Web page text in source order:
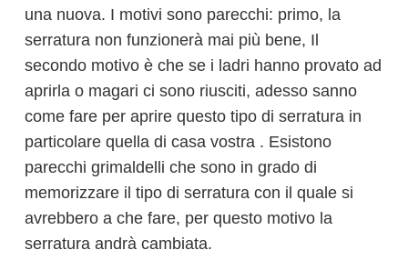
una nuova. I motivi sono parecchi: primo, la
serratura non funzionerà mai più bene, Il
secondo motivo è che se i ladri hanno provato ad
aprirla o magari ci sono riusciti, adesso sanno
come fare per aprire questo tipo di serratura in
particolare quella di casa vostra . Esistono
parecchi grimaldelli che sono in grado di
memorizzare il tipo di serratura con il quale si
avrebbero a che fare, per questo motivo la
serratura andrà cambiata.